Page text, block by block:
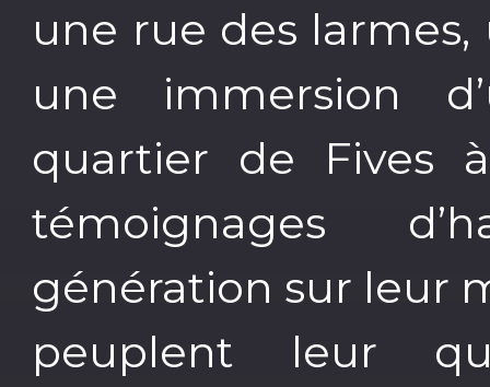
une rue des
une immersion
quartier de Fives
témoignages
génération sur leur
peuplent leur